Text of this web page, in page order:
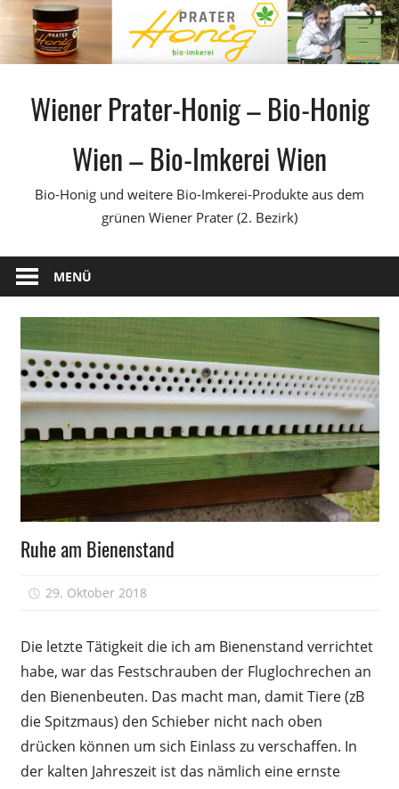
Inhalt
springen
Wiener Prater-Honig – Bio-Honig
Wien – Bio-Imkerei Wien
Bio-Honig und weitere Bio-Imkerei-Produkte aus dem
grünen Wiener Prater (2. Bezirk)
MENÜ
Völkerführung
Ruhe am Bienenstand
29. Oktober 2018
Die letzte Tätigkeit die ich am Bienenstand verrichtet
habe, war das Festschrauben der Fluglochrechen an
den Bienenbeuten. Das macht man, damit Tiere (zB
die Spitzmaus) den Schieber nicht nach oben
drücken können um sich Einlass zu verschaffen. In
der kalten Jahreszeit ist das nämlich eine ernste